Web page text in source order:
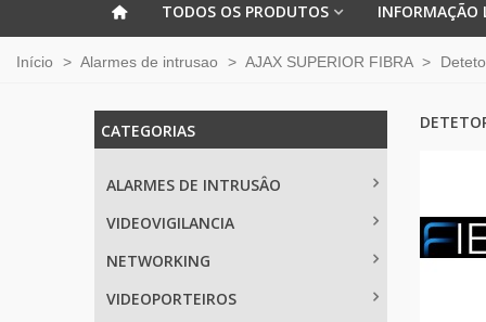
TODOS OS PRODUTOS INFORMAÇÃO
Início > Alarmes de intrusao > AJAX SUPERIOR FIBRA >
CATEGORIAS
ALARMES DE INTRUSÂO
VIDEOVIGILANCIA
NETWORKING
VIDEOPORTEIROS